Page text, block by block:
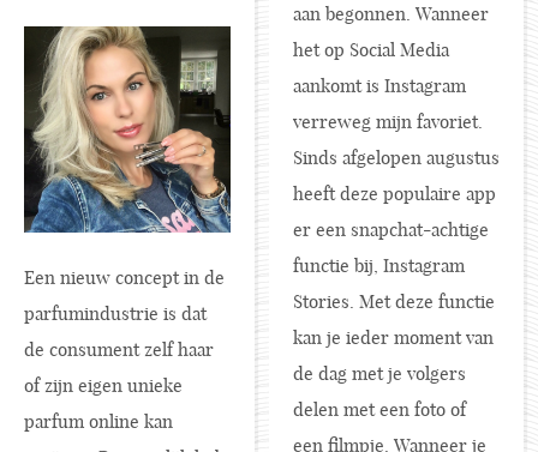
aan begonnen. Wanneer
het op Social Media
aankomt is Instagram
verreweg mijn favoriet.
Sinds afgelopen augustus
heeft deze populaire app
er een snapchat-achtige
functie bij, Instagram
Stories. Met deze functie
kan je ieder moment van
de dag met je volgers
delen met een foto of
een filmpje. Wanneer je
Een nieuw concept in de
parfumindustrie is dat
de consument zelf haar
of zijn eigen unieke
parfum online kan